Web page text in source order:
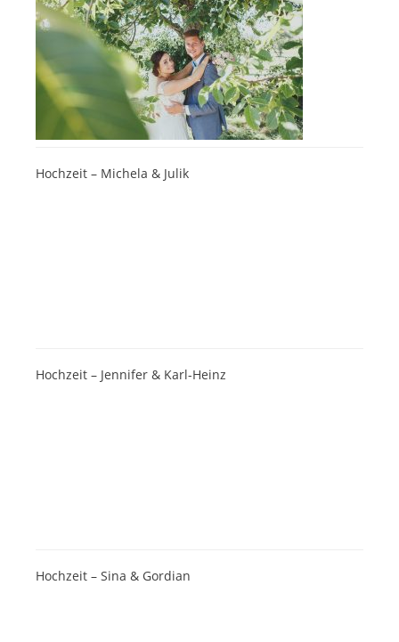
Hochzeit – Michela & Julik
Hochzeit – Jennifer & Karl-Heinz
Hochzeit – Sina & Gordian